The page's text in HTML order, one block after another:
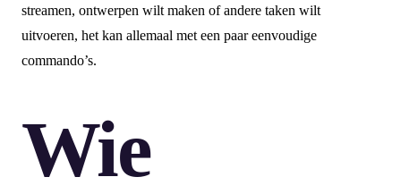
streamen, ontwerpen wilt maken of andere taken wilt
uitvoeren, het kan allemaal met een paar eenvoudige
commando’s.
Wie